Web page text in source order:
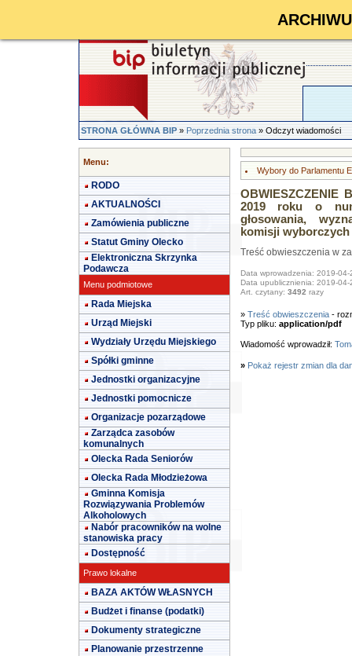
STRONA GŁÓWNA BIP»Poprzednia strona» Odczyt wiadomości
Menu:
RODO
AKTUALNOŚCI
Zamówienia publiczne
Statut Gminy Olecko
Elektroniczna Skrzynka
Podawcza
Menu podmiotowe
Rada Miejska
Urząd Miejski
Wydziały Urzędu Miejskiego
Spółki gminne
Jednostki organizacyjne
Jednostki pomocnicze
Organizacje pozarządowe
Zarządca zasobów
komunalnych
Olecka Rada Seniorów
Olecka Rada Młodzieżowa
Gminna Komisja
Rozwiązywania Problemów
Alkoholowych
Nabór pracowników na wolne
stanowiska pracy
Dostępność
Prawo lokalne
BAZA AKTÓW WŁASNYCH
Budżet i finanse (podatki)
Dokumenty strategiczne
Planowanie przestrzenne
Wybory do Parlamentu
OBWIESZCZENIE
2019 roku o
głosowania,
komisji
Treść obwieszczenia w
Data wprowadzenia: 2019-04-
Data upublicznienia: 2019-04-
Art. czytany: 3492 razy
» Treść obwieszczenia-
Typ pliku: application/pdf
Wiadomość wprowadził:
» Pokaż rejestr zmian dla